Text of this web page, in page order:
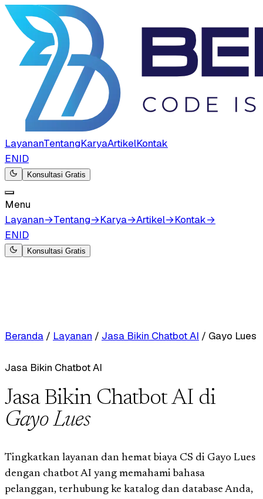
LayananTentangKaryaArtikelKontak
ENID
Konsultasi Gratis
Menu
Layanan→Tentang→Karya→Artikel→Kontak→
ENID
Konsultasi Gratis
Beranda / Layanan / Jasa Bikin Chatbot AI / Gayo Lues
Jasa Bikin Chatbot AI
Jasa Bikin Chatbot AI di
Gayo Lues
Tingkatkan layanan dan hemat biaya CS di Gayo Lues
dengan chatbot AI yang memahami bahasa
pelanggan, terhubung ke katalog dan database Anda,